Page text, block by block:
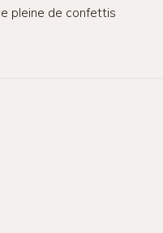
pleine de confettis